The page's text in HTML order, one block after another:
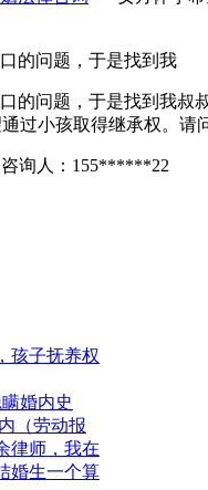
的问题，于是找到我
的问题，于是找到我
过小孩取得继承权。请
咨询人： 155******22
孩子抚养权
婚内史
（劳动报
律师，我在
婚生一个算